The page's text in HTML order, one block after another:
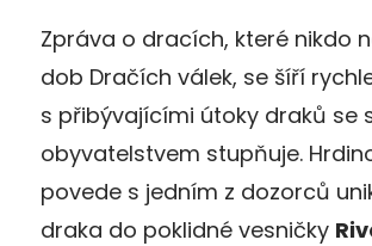
Zpráva o dracích, které nikdo
dob Dračích válek, se šíří
s přibývajícími útoky draků se
obyvatelstvem stupňuje.
povede s jedním z dozorců
draka do poklidné vesničky